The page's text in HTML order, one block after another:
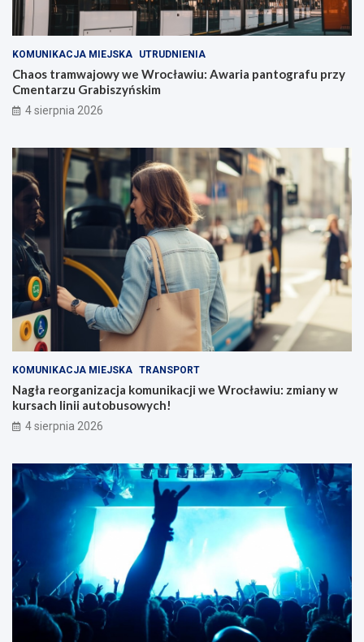
KOMUNIKACJA MIEJSKA UTRUDNIENIA
Chaos tramwajowy we Wrocławiu: Awaria pantografu przy
Cmentarzu Grabiszyńskim
4 sierpnia 2026
KOMUNIKACJA MIEJSKA TRANSPORT
Nagła reorganizacja komunikacji we Wrocławiu: zmiany w
kursach linii autobusowych!
4 sierpnia 2026